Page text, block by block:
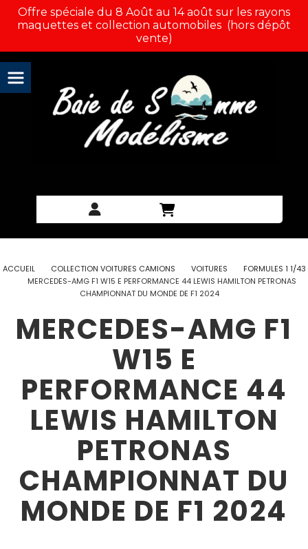
Offre spéciale du 8 Août au 14 août sur les rayons
maquettes et collection automobiles (hors dépôt
vente)
ACCUEIL COLLECTION VOITURES CAMIONS VOITURES
FORMULES 1 1/43
MERCEDES-AMG F1 W15 E PERFORMANCE 44 LEWIS HAMILTON PETRONAS
CHAMPIONNAT DU MONDE DE F1 2024
MERCEDES-AMG F1
W15 E
PERFORMANCE 44
LEWIS HAMILTON
PETRONAS
CHAMPIONNAT DU
MONDE DE F1 2024
Panneau de gestion des cookies